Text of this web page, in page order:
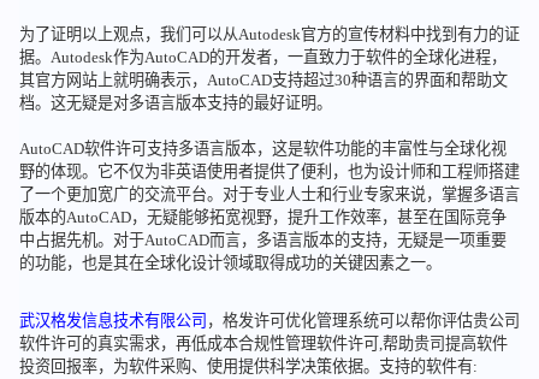
为了证明以上观点，我们可以从Autodesk官方的宣传材料中找到有力的证
据。Autodesk作为AutoCAD的开发者，一直致力于软件的全球化进程，
其官方网站上就明确表示，AutoCAD支持超过30种语言的界面和帮助文
档。这无疑是对多语言版本支持的最好证明。
AutoCAD软件许可支持多语言版本，这是软件功能的丰富性与全球化视
野的体现。它不仅为非英语使用者提供了便利，也为设计师和工程师搭建
了一个更加宽广的交流平台。对于专业人士和行业专家来说，掌握多语言
版本的AutoCAD，无疑能够拓宽视野，提升工作效率，甚至在国际竞争
中占据先机。对于AutoCAD而言，多语言版本的支持，无疑是一项重要
的功能，也是其在全球化设计领域取得成功的关键因素之一。
武汉格发信息技术有限公司 ，格发许可优化管理系统可以帮你评估贵公司
软件许可的真实需求，再低成本合规性管理软件许可,帮助贵司提高软件
投资回报率，为软件采购、使用提供科学决策依据。支持的软件有: